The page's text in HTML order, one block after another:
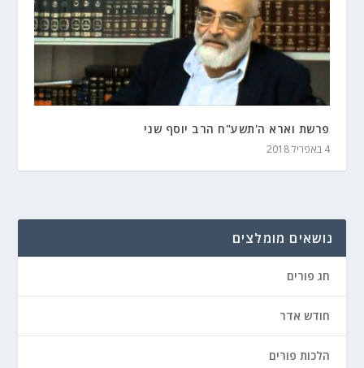
פרשת וארא ה'תשע"ח הרב יוסף שני
4 באפריל 2018
נושאים מומלצים
חג פורים
חודש אדר
הלכות פורים